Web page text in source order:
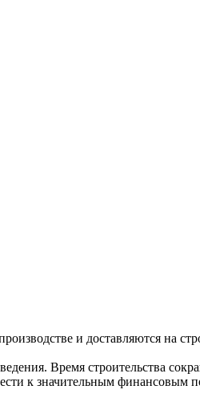
и доставляются на
Время строительства
к значительным финансовым